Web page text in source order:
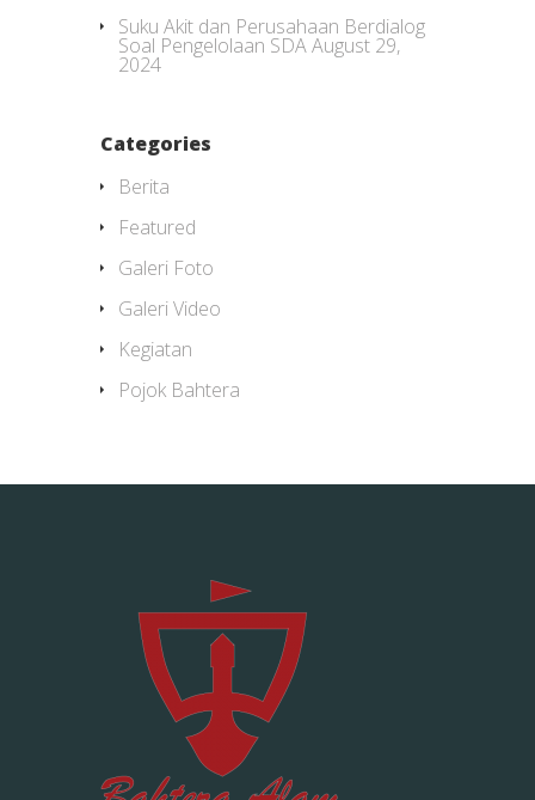
Suku Akit dan Perusahaan Berdialog
Soal Pengelolaan SDAAugust 29,
2024
Categories
Berita
Featured
Galeri Foto
Galeri Video
Kegiatan
Pojok Bahtera